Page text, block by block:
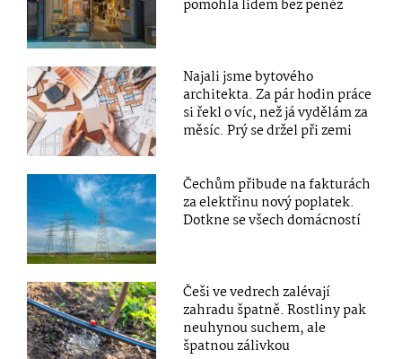
pomohla lidem bez peněz
Najali jsme bytového
architekta. Za pár hodin práce
si řekl o víc, než já vydělám za
měsíc. Prý se držel při zemi
Čechům přibude na fakturách
za elektřinu nový poplatek.
Dotkne se všech domácností
Češi ve vedrech zalévají
zahradu špatně. Rostliny pak
neuhynou suchem, ale
špatnou zálivkou